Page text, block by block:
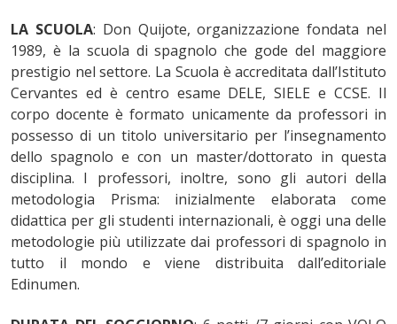
LA SCUOLA: Don Quijote, organizzazione fondata nel
1989, è la scuola di spagnolo che gode del maggiore
prestigio nel settore. La Scuola è accreditata dall’Istituto
Cervantes ed è centro esame DELE, SIELE e CCSE. Il
corpo docente è formato unicamente da professori in
possesso di un titolo universitario per l’insegnamento
dello spagnolo e con un master/dottorato in questa
disciplina. I professori, inoltre, sono gli autori della
metodologia Prisma: inizialmente elaborata come
didattica per gli studenti internazionali, è oggi una delle
metodologie più utilizzate dai professori di spagnolo in
tutto il mondo e viene distribuita dall’editoriale
Edinumen.